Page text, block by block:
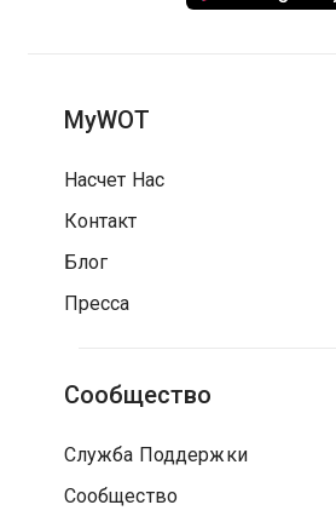
MyWOT
Насчет Нас
Контакт
Блог
Пресса
Сообщество
Служба Поддержки
Сообщество